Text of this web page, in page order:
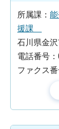
所属課：
援課
石川県金
電話番号
ファクス